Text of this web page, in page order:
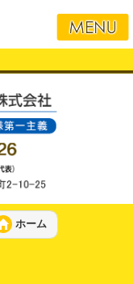
ホーム